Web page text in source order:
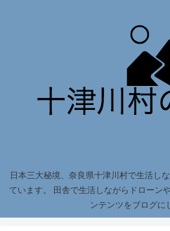
日本三大秘境、奈良県十津川村で生活し
ています。 田舎で生活しながらドローン
ンテンツをブログに